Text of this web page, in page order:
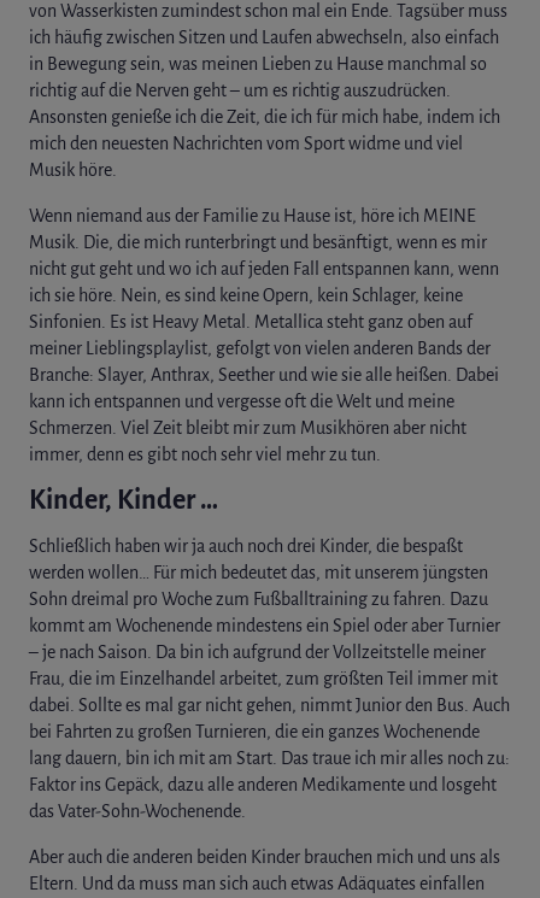
von Wasserkisten zumindest schon mal ein Ende. Tagsüber muss
ich häufig zwischen Sitzen und Laufen abwechseln, also einfach
in Bewegung sein, was meinen Lieben zu Hause manchmal so
richtig auf die Nerven geht – um es richtig auszudrücken.
Ansonsten genieße ich die Zeit, die ich für mich habe, indem ich
mich den neuesten Nachrichten vom Sport widme und viel
Musik höre.
Wenn niemand aus der Familie zu Hause ist, höre ich MEINE
Musik. Die, die mich runterbringt und besänftigt, wenn es mir
nicht gut geht und wo ich auf jeden Fall entspannen kann, wenn
ich sie höre. Nein, es sind keine Opern, kein Schlager, keine
Sinfonien. Es ist Heavy Metal. Metallica steht ganz oben auf
meiner Lieblingsplaylist, gefolgt von vielen anderen Bands der
Branche: Slayer, Anthrax, Seether und wie sie alle heißen. Dabei
kann ich entspannen und vergesse oft die Welt und meine
Schmerzen. Viel Zeit bleibt mir zum Musikhören aber nicht
immer, denn es gibt noch sehr viel mehr zu tun.
Kinder, Kinder …
Schließlich haben wir ja auch noch drei Kinder, die bespaßt
werden wollen… Für mich bedeutet das, mit unserem jüngsten
Sohn dreimal pro Woche zum Fußballtraining zu fahren. Dazu
kommt am Wochenende mindestens ein Spiel oder aber Turnier
– je nach Saison. Da bin ich aufgrund der Vollzeitstelle meiner
Frau, die im Einzelhandel arbeitet, zum größten Teil immer mit
dabei. Sollte es mal gar nicht gehen, nimmt Junior den Bus. Auch
bei Fahrten zu großen Turnieren, die ein ganzes Wochenende
lang dauern, bin ich mit am Start. Das traue ich mir alles noch zu:
Faktor ins Gepäck, dazu alle anderen Medikamente und losgeht
das Vater-Sohn-Wochenende.
Aber auch die anderen beiden Kinder brauchen mich und uns als
Eltern. Und da muss man sich auch etwas Adäquates einfallen